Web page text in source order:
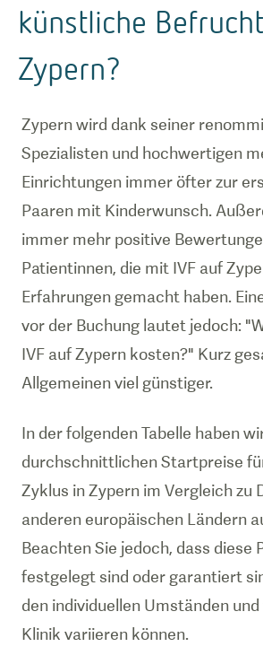
künstliche
Zypern?
Zypern wird dank seiner
Spezialisten und hochwertigen
Einrichtungen immer öfter zur
Paaren mit Kinderwunsch.
immer mehr positive
Patientinnen, die mit IVF auf
Erfahrungen gemacht haben.
vor der Buchung lautet jedoch:
IVF auf Zypern kosten?" Kurz
Allgemeinen viel günstiger.
In der folgenden Tabelle haben
durchschnittlichen Startpreise
Zyklus in Zypern im Vergleich zu
anderen europäischen Ländern
Beachten Sie jedoch, dass diese
festgelegt sind oder garantiert
den individuellen Umständen und
Klinik variieren können.